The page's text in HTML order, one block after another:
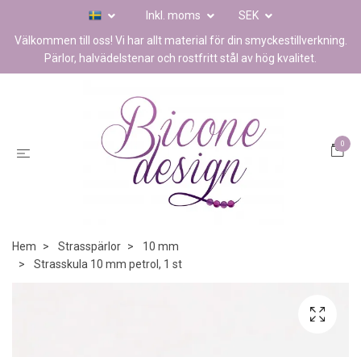
Inkl. moms
SEK
Välkommen till oss! Vi har allt material för din smyckestillverkning.
Pärlor, halvädelstenar och rostfritt stål av hög kvalitet.
0
Hem Strasspärlor
10 mm
Strasskula 10 mm petrol, 1 st